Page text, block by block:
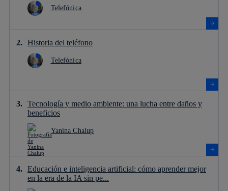
Telefónica
Historia del teléfono
Telefónica
Tecnología y medio ambiente: una lucha entre daños y
beneficios
Yanina Chalup
Educación e inteligencia artificial: cómo aprender mejor
en la era de la IA sin pe...